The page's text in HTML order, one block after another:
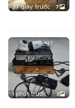
37 giây trước 7
1 phút trước 3